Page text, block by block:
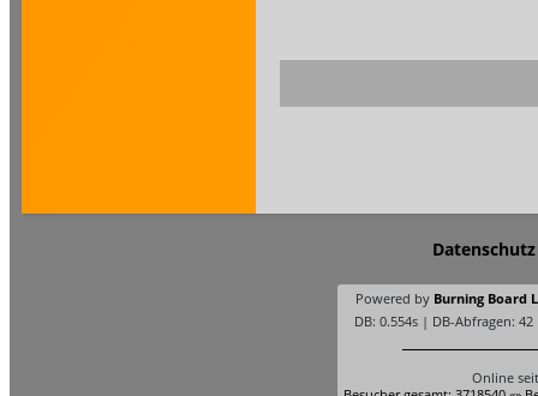
Datenschutz
Powered by Burning Board
DB: 0.554s | DB-Abfragen:
Online